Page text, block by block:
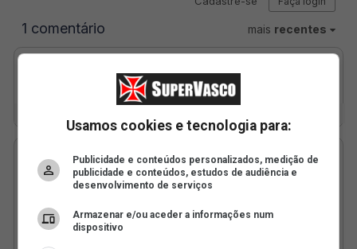
Usamos cookies e tecnologia para:
Publicidade e conteúdos personalizados, medição de
publicidade e conteúdos, estudos de audiência e
desenvolvimento de serviços
Armazenar e/ou aceder a informações num
dispositivo